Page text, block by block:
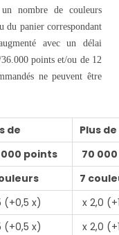
nombre de couleurs
du panier correspondant
avec un délai
points et/ou de 12
ne peuvent être
de Plus de
000 points
70
7
(+0,5 x)
x 2,0
(+0,5 x)
x 2,0